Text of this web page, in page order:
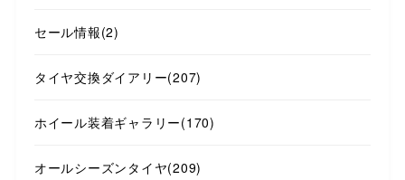
セール情報(2)
タイヤ交換ダイアリー(207)
ホイール装着ギャラリー(170)
オールシーズンタイヤ(209)